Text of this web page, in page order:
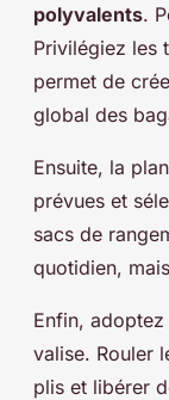
polyvalents.
Privilégiez les
permet de
global des
Ensuite, la
prévues et
sacs de
quotidien,
Enfin,
valise. Rouler
plis et libérer